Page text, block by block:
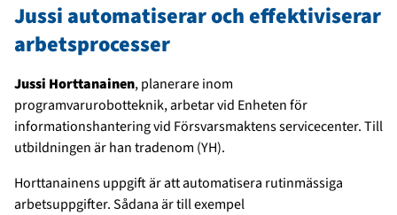
Jussi automatiserar och effektiviserar
arbetsprocesser
Jussi Horttanainen, planerare inom
programvarurobotteknik, arbetar vid Enheten för
informationshantering vid Försvarsmaktens servicecenter. Till
utbildningen är han tradenom (YH).
Horttanainens uppgift är att automatisera rutinmässiga
arbetsuppgifter. Sådana är till exempel